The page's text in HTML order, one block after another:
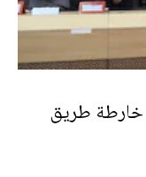
خارطة طريق